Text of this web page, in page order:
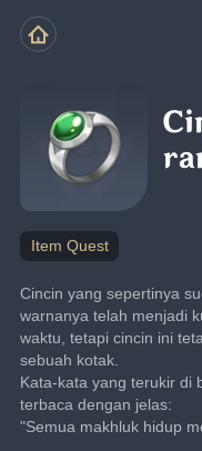
Item Quest
Cincin yang sepertinya
warnanya telah menjadi
waktu, tetapi cincin ini
sebuah kotak.
Kata-kata yang terukir di
terbaca dengan jelas:
"Semua makhluk hidup